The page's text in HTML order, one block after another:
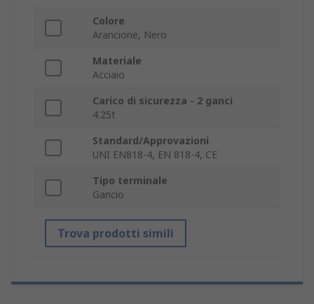
Colore
Arancione, Nero
Materiale
Acciaio
Carico di sicurezza - 2 ganci
4.25t
Standard/Approvazioni
UNI EN818-4, EN 818-4, CE
Tipo terminale
Gancio
Trova prodotti simili